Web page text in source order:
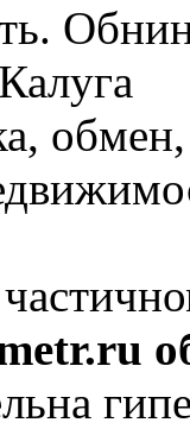
обмен,